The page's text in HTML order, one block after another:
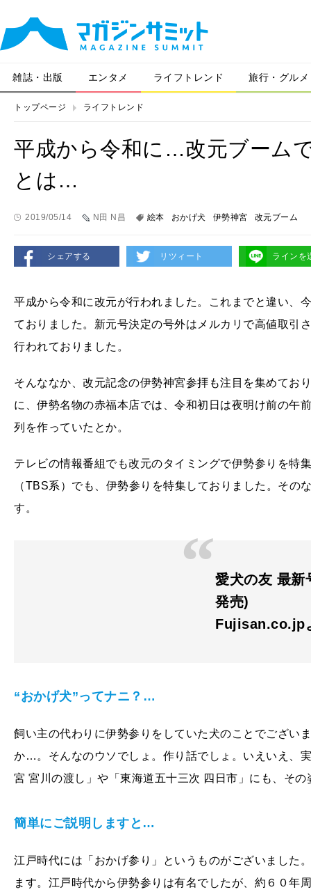
雑誌・出版 エンタメ ライフトレンド 旅行・グルメ
トップページ ライフトレンド
平成から令和に…改元ブーム
とは…
2019/05/14 N田 N昌 絵本 おかげ犬 伊勢神宮 改元ブーム
シェアする リツィート ラインを
平成から令和に改元が行われました。これまでと違い、
ておりました。新元号決定の号外はメルカリで高値取引
行われておりました。
そんななか、改元記念の伊勢神宮参拝も注目を集めてお
に、伊勢名物の赤福本店では、令和初日は夜明け前の午
列を作っていたとか。
テレビの情報番組でも改元のタイミングで伊勢参りを特
（TBS系）でも、伊勢参りを特集しておりました。その
す。
愛犬の友 最新
発売)
Fujisan.co.jp
“おかげ犬”ってナニ？…
飼い主の代わりに伊勢参りをしていた犬のことでござい
か…。そんなのウソでしょ。作り話でしょ。いえいえ、
宮 宮川の渡し」や「東海道五十三次 四日市」にも、そ
簡単にご説明しますと…
江戸時代には「おかげ参り」というものがございました
ます。江戸時代から伊勢参りは有名でしたが、約６０年